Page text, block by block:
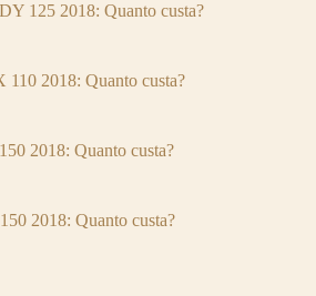
125 2018: Quanto custa?
2018: Quanto custa?
2018: Quanto custa?
2018: Quanto custa?